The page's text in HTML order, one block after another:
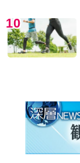
10